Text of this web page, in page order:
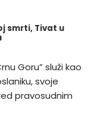
smrti, Tivat u